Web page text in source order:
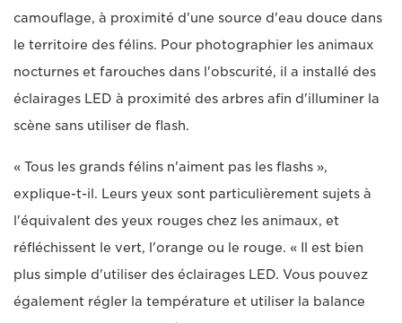
camouflage, à proximité d'une source d'eau douce dans
le territoire des félins. Pour photographier les animaux
nocturnes et farouches dans l'obscurité, il a installé des
éclairages LED à proximité des arbres afin d'illuminer la
scène sans utiliser de flash.
« Tous les grands félins n'aiment pas les flashs »,
explique-t-il. Leurs yeux sont particulièrement sujets à
l'équivalent des yeux rouges chez les animaux, et
réfléchissent le vert, l'orange ou le rouge. « Il est bien
plus simple d'utiliser des éclairages LED. Vous pouvez
également régler la température et utiliser la balance